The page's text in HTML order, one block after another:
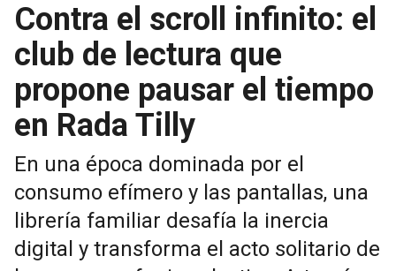
Contra el scroll infinito: el
club de lectura que
propone pausar el tiempo
en Rada Tilly
En una época dominada por el
consumo efímero y las pantallas, una
librería familiar desafía la inercia
digital y transforma el acto solitario de